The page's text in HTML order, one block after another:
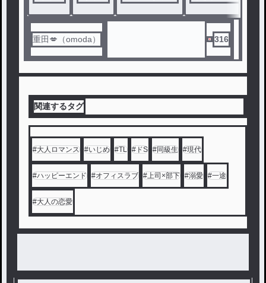
他サイトで開催中の、大人の
テーマに沿って初の不倫モノ
※注意事項※
※初の不倫モノです。
ヒロイン、ヒーローとも、ち
ょっと『え……』と引かれる
不倫モノではありますが、恋
愛系のテンプレ『復讐系』『
。
「そ、ソフィア……もう無理
だ、おかしくなる……っ！」
昼はツンツンしているのに、
い）。
私はそんな彼を「逃走資金源
割り切り、城からの脱出計画
―
重田💋（omoda） 316
関連するタグ
#大人ロマンス #いじめ #TL # ドS #同級生 #現代
#ハッピーエンド #オフィスラブ #上司×部下 #溺愛 #一途
#大人の恋愛